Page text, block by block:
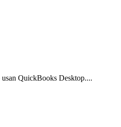
usan QuickBooks Desktop....